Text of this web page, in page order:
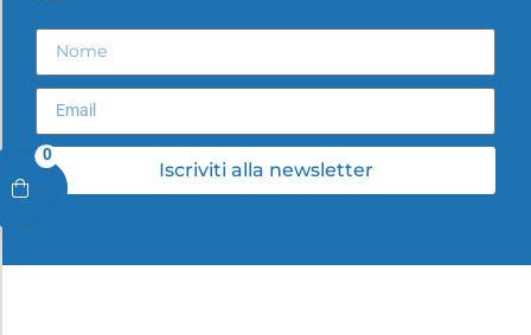
0
Iscriviti alla newsletter